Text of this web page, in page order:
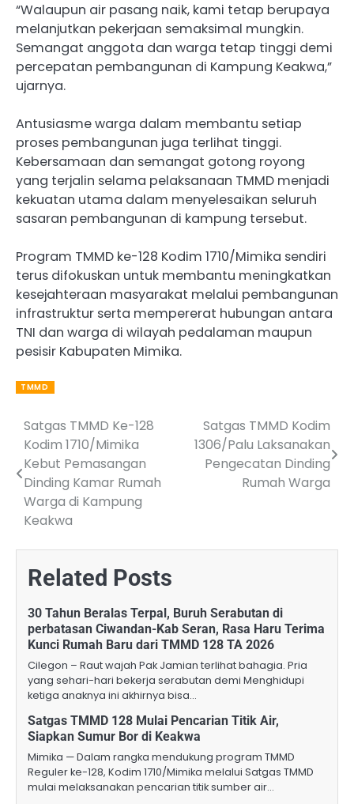
“Walaupun air pasang naik, kami tetap berupaya
melanjutkan pekerjaan semaksimal mungkin.
Semangat anggota dan warga tetap tinggi demi
percepatan pembangunan di Kampung Keakwa,”
ujarnya.
Antusiasme warga dalam membantu setiap
proses pembangunan juga terlihat tinggi.
Kebersamaan dan semangat gotong royong
yang terjalin selama pelaksanaan TMMD menjadi
kekuatan utama dalam menyelesaikan seluruh
sasaran pembangunan di kampung tersebut.
Program TMMD ke-128 Kodim 1710/Mimika sendiri
terus difokuskan untuk membantu meningkatkan
kesejahteraan masyarakat melalui pembangunan
infrastruktur serta mempererat hubungan antara
TNI dan warga di wilayah pedalaman maupun
pesisir Kabupaten Mimika.
TMMD
Post
navigation
Satgas TMMD Ke-128
Kodim 1710/Mimika
Kebut Pemasangan
Dinding Kamar Rumah
Warga di Kampung
Keakwa
Satgas TMMD Kodim
1306/Palu Laksanakan
Pengecatan Dinding
Rumah Warga
Related Posts
30 Tahun Beralas Terpal, Buruh Serabutan di
perbatasan Ciwandan-Kab Seran, Rasa Haru Terima
Kunci Rumah Baru dari TMMD 128 TA 2026
Cilegon – Raut wajah Pak Jamian terlihat bahagia. Pria
yang sehari-hari bekerja serabutan demi Menghidupi
ketiga anaknya ini akhirnya bisa…
Satgas TMMD 128 Mulai Pencarian Titik Air,
Siapkan Sumur Bor di Keakwa
Mimika — Dalam rangka mendukung program TMMD
Reguler ke-128, Kodim 1710/Mimika melalui Satgas TMMD
mulai melaksanakan pencarian titik sumber air…